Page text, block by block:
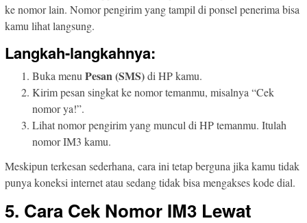
ke nomor lain. Nomor pengirim yang tampil di ponsel penerima bisa
kamu lihat langsung.
Langkah-langkahnya:
Buka menu Pesan (SMS)di HP kamu.
Kirim pesan singkat ke nomor temanmu, misalnya “Cek
nomor ya!”.
Lihat nomor pengirim yang muncul di HP temanmu. Itulah
nomor IM3 kamu.
Meskipun terkesan sederhana, cara ini tetap berguna jika kamu tidak
punya koneksi internet atau sedang tidak bisa mengakses kode dial.
5. Cara Cek Nomor IM3 Lewat